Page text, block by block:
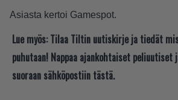
Asiasta kertoi Gamespot.
Lue myös: Tilaa Tiltin uutiskirje ja tiedät
puhutaan! Nappaa ajankohtaiset peliuutiset
suoraan sähköpostiin tästä.